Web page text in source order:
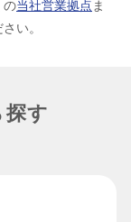
の当社営業拠点ま
い。
す